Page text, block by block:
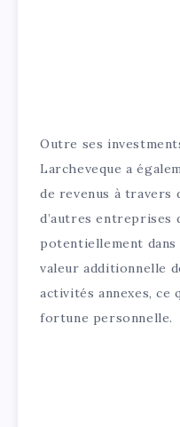
Outre ses
Larcheveque a
de revenus à travers
d’autres entreprises
potentiellement dans
valeur additionnelle
activités annexes,
fortune personnelle.